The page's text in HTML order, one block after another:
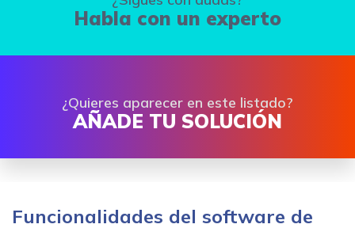
Habla con un experto
¿Quieres aparecer en este listado?
AÑADE TU SOLUCIÓN
Funcionalidades del software de